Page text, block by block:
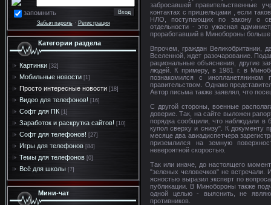
запомнить
Забыл пароль· Регистрация
Категории раздела
Картинки [32]
Мобильные новости [1]
Просто интересные новости [18]
Видео для телефонов! [16]
Софт для ПК [1]
Заработок и раскрутка сайтов! [10]
Софт для телефонов! [27]
Игры для телефонов [84]
Темы для телефонов [0]
Всё для школы [7]
Мини-чат
забросавшей правительственные
контактах с пришельцами , если
НЛО, поступающих по закону о
отдельности - это ужасная
проработавший в Минобороны
Впрочем, граждан Великобритании,
Вселенной, ждет разочарование.
рациональные объяснения, другие
людей. К примеру, в 1981 г. в
познакомился с
правительством. Однако
Автор письма также заявлял, что
С другой стороны, военные
доверие. Так, на сайте выложен
порядка сообщили, что наблюдали в
купол сверху и снизу". К документу
месяце два авиадиспетчера
приземлился на земную
невероятной скоростью.
Так или иначе, до настоящего
"зеленых человечков" не
ясностью выразил эксперт по
публикации. В Минобороны также
одной целью - выяснить, не
противников.